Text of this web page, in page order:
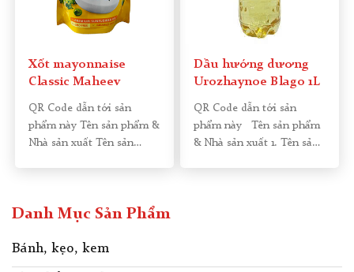
Xốt mayonnaise
Classic Maheev
QR Code dẫn tới sản
phẩm này Tên sản phẩm &
Nhà sản xuất Tên sản
Dầu hướng dương
Urozhaynoe Blago 1L
QR Code dẫn tới sản
phẩm này Tên sản phẩm
& Nhà sản xuất 1. Tên sản
Danh Mục Sản Phẩm
Bánh, kẹo, kem